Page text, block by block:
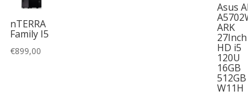
nTERRA
Family I5
€899,00
Asus
ARK
27Inch
HD i5
120U
16GB
512GB
W11H